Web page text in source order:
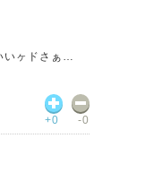
いヶドさぁ…
+0 -0